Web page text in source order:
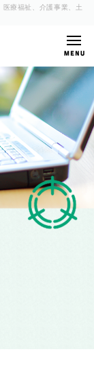
医療福祉、介護事業、土